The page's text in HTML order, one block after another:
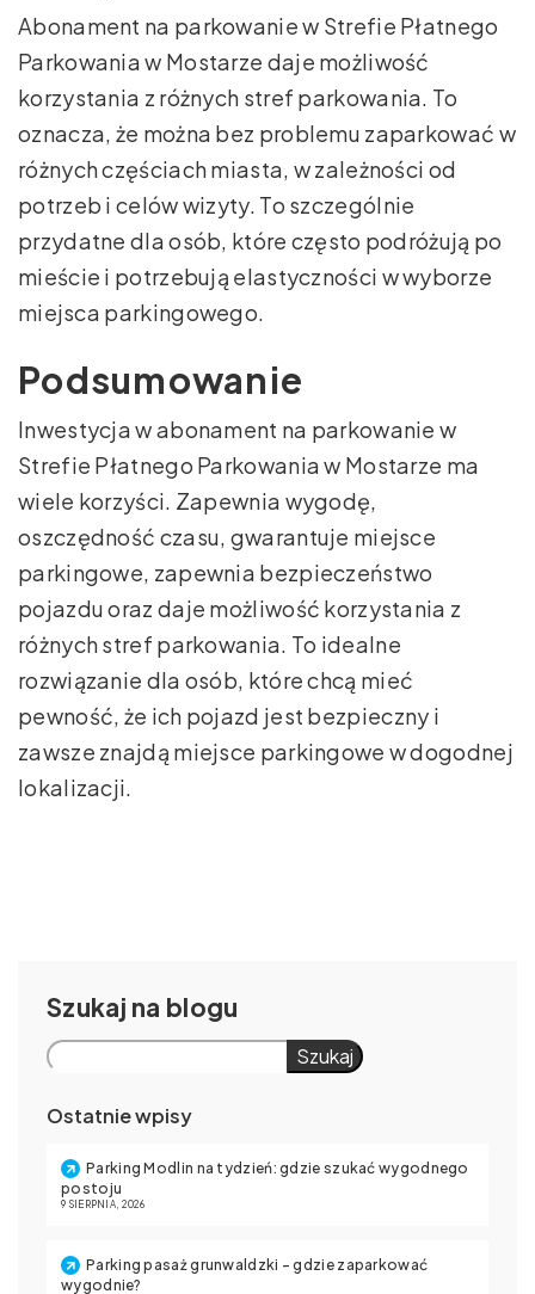
Abonament na parkowanie w Strefie Płatnego
Parkowania w Mostarze daje możliwość
korzystania z różnych stref parkowania. To
oznacza, że można bez problemu zaparkować w
różnych częściach miasta, w zależności od
potrzeb i celów wizyty. To szczególnie
przydatne dla osób, które często podróżują po
mieście i potrzebują elastyczności w wyborze
miejsca parkingowego.
Podsumowanie
Inwestycja w abonament na parkowanie w
Strefie Płatnego Parkowania w Mostarze ma
wiele korzyści. Zapewnia wygodę,
oszczędność czasu, gwarantuje miejsce
parkingowe, zapewnia bezpieczeństwo
pojazdu oraz daje możliwość korzystania z
różnych stref parkowania. To idealne
rozwiązanie dla osób, które chcą mieć
pewność, że ich pojazd jest bezpieczny i
zawsze znajdą miejsce parkingowe w dogodnej
lokalizacji.
Szukaj
Szukaj
Ostatnie wpisy
Parking Modlin na tydzień: gdzie szukać wygodnego
postoju
9 SIERPNIA, 2026
Parking pasaż grunwaldzki – gdzie zaparkować
wygodnie?